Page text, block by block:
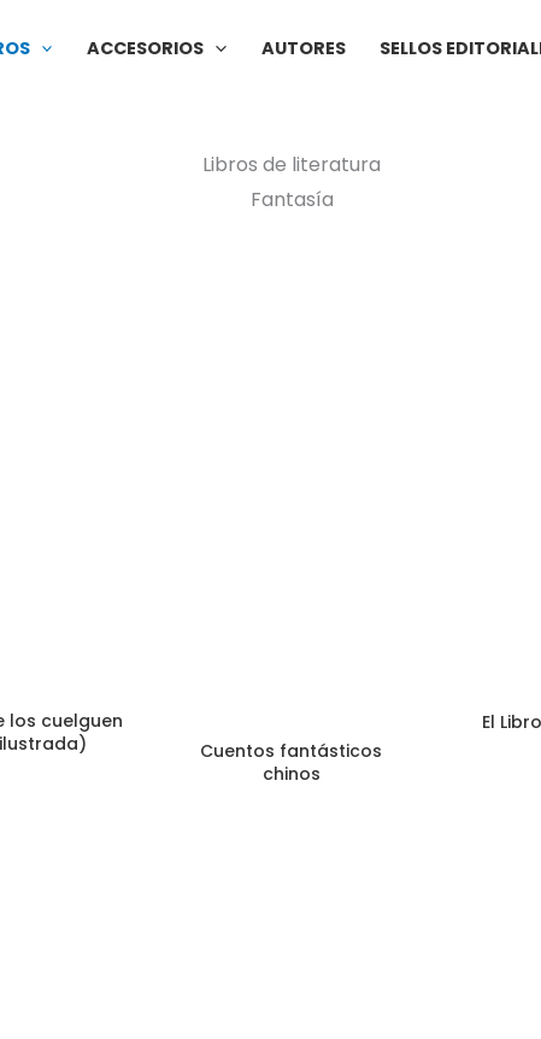
ACCESORIOS AUTORES SELLOS
Libros de literatura
Fantasía
los cuelguen
Cuentos fantásticos
chinos
El